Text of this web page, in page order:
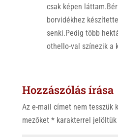
csak képen
borvidékhez
senki.Pedig több
othello-val színezik a
Hozzászólás írása
Az e-mail címet nem tesszük
mezőket *karakterrel jelöltük